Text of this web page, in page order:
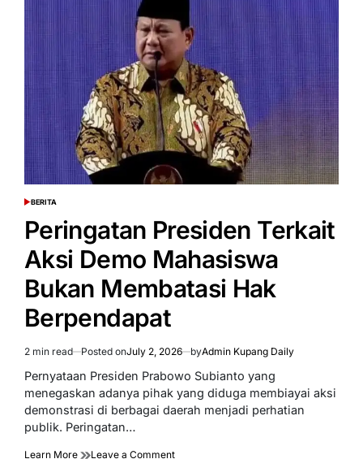
Dinilai
Langkah
Cerdas
Redam
Ketegangan
Politik
POSTED
BERITA
Peringatan Presiden Terkait
Aksi Demo Mahasiswa
Bukan Membatasi Hak
Berpendapat
Estimated
read
2 min read Posted onJuly 2, 2026 byAdmin Kupang Daily
Pernyataan Presiden Prabowo Subianto yang
menegaskan adanya pihak yang diduga membiayai aksi
demonstrasi di berbagai daerah menjadi perhatian
publik. Peringatan…
Learn More Leave a Commenton